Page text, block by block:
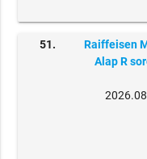
51.
Raiffeisen
Alap R